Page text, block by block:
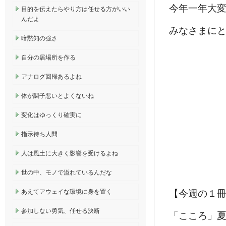
今年一年大
みなさまに
【今週の１
「こころ
目的を伝えたらやり方は任せる方がいい
んだよ
暗黙知の強さ
自分の居場所を作る
アナログ回帰あるよね
体が調子悪いとよくないね
変化はゆっくり確実に
指示待ち人間
人は風土に大きく影響を受けるよね
世の中、モノで溢れているんだな
あえてアウェイな環境に身を置く
参加しない勇気、任せる決断